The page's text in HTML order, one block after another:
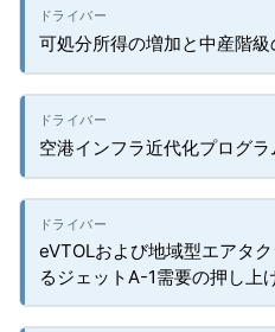
可処分所得の増加と中産階級
空港インフラ近代化プログラ
eVTOLおよび地域型エアタ
るジェットA-1需要の押し上